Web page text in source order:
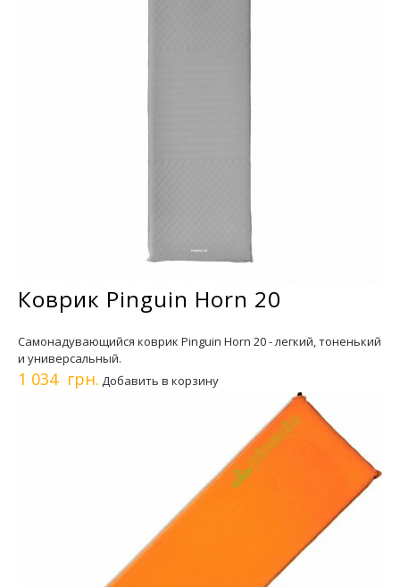
Коврик Pinguin Horn 20
Самонадувающийся коврик Pinguin Horn 20 - легкий, тоненький
и универсальный.
1 034 грн. Добавить в корзину